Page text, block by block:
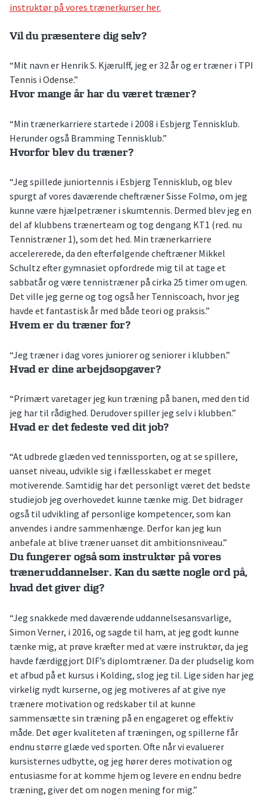
instruktør på vores trænerkurser her.
Vil du præsentere dig selv?
“Mit navn er Henrik S. Kjærulff, jeg er 32 år og er træner i TPI
Tennis i Odense.”
Hvor mange år har du været træner?
“Min trænerkarriere startede i 2008 i Esbjerg Tennisklub.
Herunder også Bramming Tennisklub.”
Hvorfor blev du træner?
“Jeg spillede juniortennis i Esbjerg Tennisklub, og blev
spurgt af vores daværende cheftræner Sisse Folmø, om jeg
kunne være hjælpetræner i skumtennis. Dermed blev jeg en
del af klubbens trænerteam og tog dengang KT1 (red. nu
Tennistræner 1), som det hed. Min trænerkarriere
accelererede, da den efterfølgende cheftræner Mikkel
Schultz efter gymnasiet opfordrede mig til at tage et
sabbatår og være tennistræner på cirka 25 timer om ugen.
Det ville jeg gerne og tog også her Tenniscoach, hvor jeg
havde et fantastisk år med både teori og praksis.”
Hvem er du træner for?
“Jeg træner i dag vores juniorer og seniorer i klubben.”
Hvad er dine arbejdsopgaver?
“Primært varetager jeg kun træning på banen, med den tid
jeg har til rådighed. Derudover spiller jeg selv i klubben.”
Hvad er det fedeste ved dit job?
“At udbrede glæden ved tennissporten, og at se spillere,
uanset niveau, udvikle sig i fællesskabet er meget
motiverende. Samtidig har det personligt været det bedste
studiejob jeg overhovedet kunne tænke mig. Det bidrager
også til udvikling af personlige kompetencer, som kan
anvendes i andre sammenhænge. Derfor kan jeg kun
anbefale at blive træner uanset dit ambitionsniveau.”
Du fungerer også som instruktør på vores
træneruddannelser. Kan du sætte nogle ord på,
hvad det giver dig?
“Jeg snakkede med daværende uddannelsesansvarlige,
Simon Verner, i 2016, og sagde til ham, at jeg godt kunne
tænke mig, at prøve kræfter med at være instruktør, da jeg
havde færdiggjort DIF’s diplomtræner. Da der pludselig kom
et afbud på et kursus i Kolding, slog jeg til. Lige siden har jeg
virkelig nydt kurserne, og jeg motiveres af at give nye
trænere motivation og redskaber til at kunne
sammensætte sin træning på en engageret og effektiv
måde. Det øger kvaliteten af træningen, og spillerne får
endnu større glæde ved sporten. Ofte når vi evaluerer
kursisternes udbytte, og jeg hører deres motivation og
entusiasme for at komme hjem og levere en endnu bedre
træning, giver det om nogen mening for mig.”